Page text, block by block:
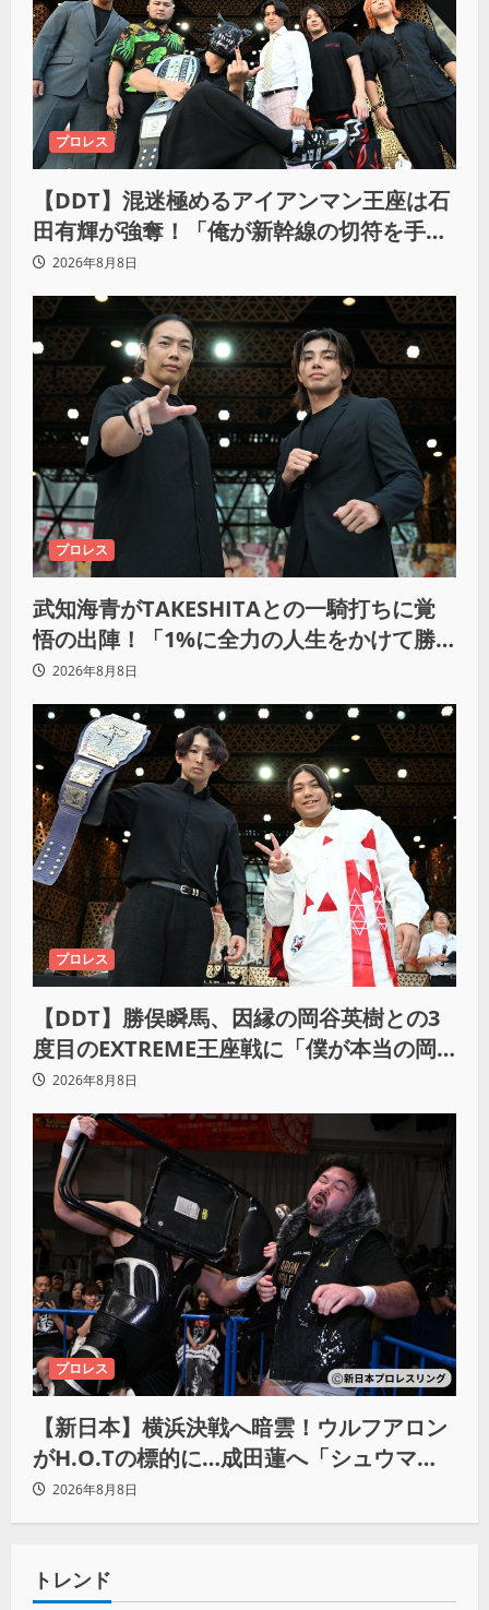
プロレス
【DDT】混迷極めるアイアンマン王座は石
田有輝が強奪！「俺が新幹線の切符を手に
入れるからな！逃げ切るぞ」
2026年8月8日
プロレス
武知海青がTAKESHITAとの一騎打ちに覚
悟の出陣！「1%に全力の人生をかけて勝
ちにいきたい」
2026年8月8日
プロレス
【DDT】勝俣瞬馬、因縁の岡谷英樹との3
度目のEXTREME王座戦に「僕が本当の岡
谷英樹を引き出して獲りたい」
2026年8月8日
プロレス
【新日本】横浜決戦へ暗雲！ウルフアロン
がH.O.Tの標的に…成田蓮へ「シュウマイ
にしてやる」と怒り爆発
2026年8月8日
トレンド